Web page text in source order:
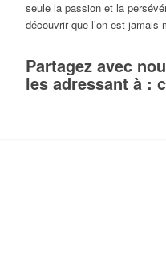
seule la passion et la
découvrir que l’on est jamais
Partagez avec
les adressant à :